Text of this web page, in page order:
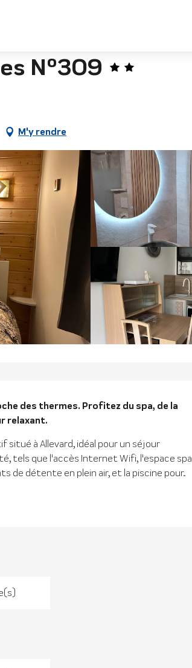
N°309
M'y rendre
des thermes. Profitez du spa, de la
relaxant.
situé à Allevard, idéal pour un séjour
tels que l'accès Internet Wifi, l'espace spa
de détente en plein air, et la piscine pour...